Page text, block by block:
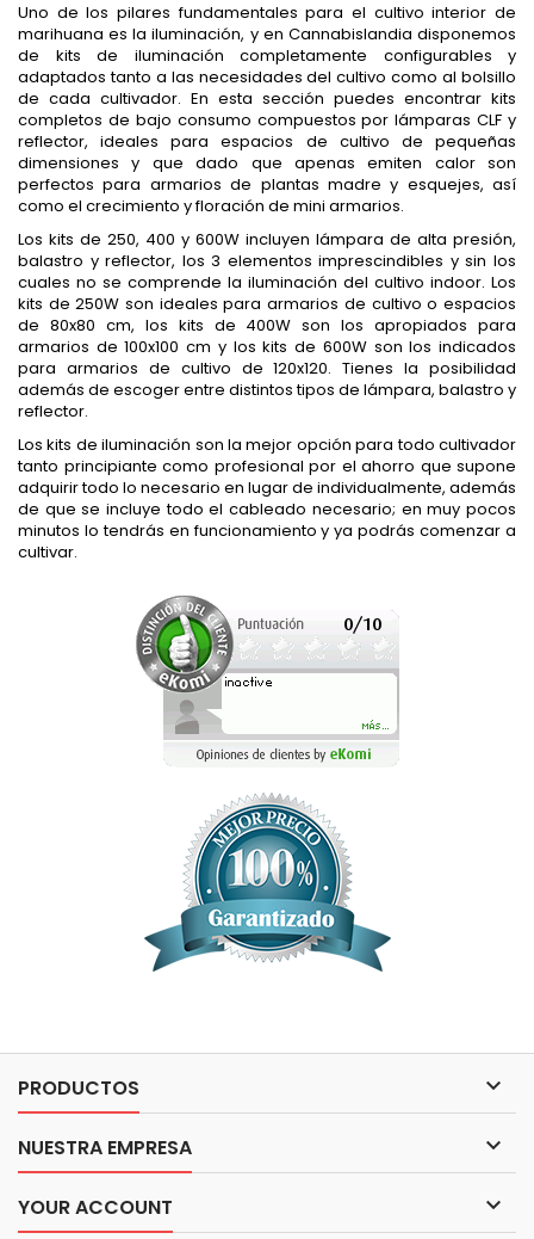
Uno de los pilares fundamentales para el cultivo interior de
marihuana es la iluminación, y en Cannabislandia disponemos
de kits de iluminación completamente configurables y
adaptados tanto a las necesidades del cultivo como al bolsillo
de cada cultivador. En esta sección puedes encontrar kits
completos de bajo consumo compuestos por lámparas CLF y
reflector, ideales para espacios de cultivo de pequeñas
dimensiones y que dado que apenas emiten calor son
perfectos para armarios de plantas madre y esquejes, así
como el crecimiento y floración de mini armarios.
Los kits de 250, 400 y 600W incluyen lámpara de alta presión,
balastro y reflector, los 3 elementos imprescindibles y sin los
cuales no se comprende la iluminación del cultivo indoor. Los
kits de 250W son ideales para armarios de cultivo o espacios
de 80x80 cm, los kits de 400W son los apropiados para
armarios de 100x100 cm y los kits de 600W son los indicados
para armarios de cultivo de 120x120. Tienes la posibilidad
además de escoger entre distintos tipos de lámpara, balastro y
reflector.
Los kits de iluminación son la mejor opción para todo cultivador
tanto principiante como profesional por el ahorro que supone
adquirir todo lo necesario en lugar de individualmente, además
de que se incluye todo el cableado necesario; en muy pocos
minutos lo tendrás en funcionamiento y ya podrás comenzar a
cultivar.
PRODUCTOS 
NUESTRA EMPRESA 
YOUR ACCOUNT 